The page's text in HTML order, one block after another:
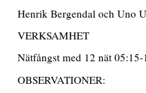
Henrik Bergendal och Uno
VERKSAMHET
Nätfångst med 12 nät
OBSERVATIONER: